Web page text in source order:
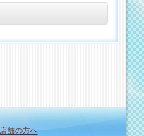
店舗の方へ